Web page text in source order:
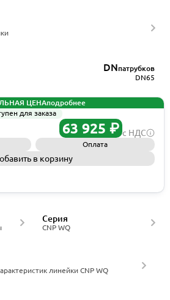
DNпатрубков
DN65
ЦЕНАподробнее
для заказа
63 925 ₽ с НДС
Оплата
в корзину
CNP WQ
Серия
линейки CNP WQ